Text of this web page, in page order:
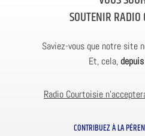
SOUTENIR RADIO
Saviez-vous que notre site
Et, cela,
Radio Courtoisie
CONTRIBUEZ À LA